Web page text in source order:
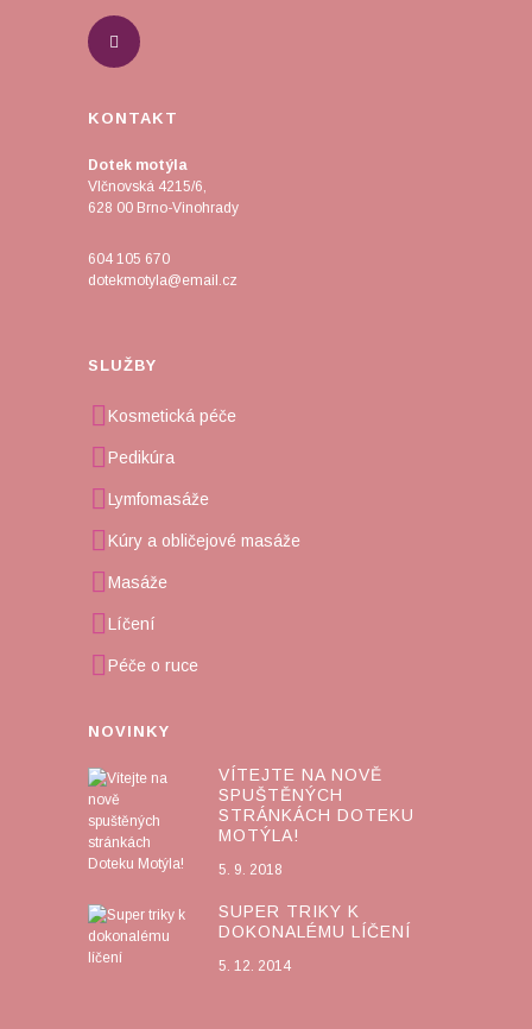
KONTAKT
Dotek motýla
Vlčnovská 4215/6,
628 00 Brno-Vinohrady
604 105 670
dotekmotyla@email.cz
SLUŽBY
Kosmetická péče
Pedikúra
Lymfomasáže
Kúry a obličejové masáže
Masáže
Líčení
Péče o ruce
NOVINKY
VÍTEJTE NA NOVĚ
SPUŠTĚNÝCH
STRÁNKÁCH DOTEKU
MOTÝLA!
5. 9. 2018
SUPER TRIKY K
DOKONALÉMU LÍČENÍ
5. 12. 2014